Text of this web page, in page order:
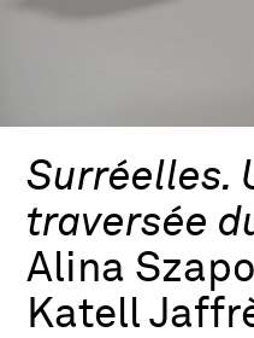
Surréelles.
traversée
Alina
Katell